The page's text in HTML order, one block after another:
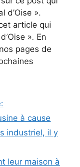
d’Oise ».
article qui
». En
pages de
à cause
industriel, il y
leur maison à